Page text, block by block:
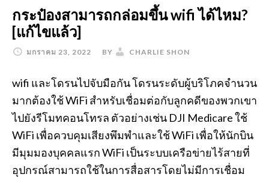
กระป๋องสามารถกล่อมขึ้น wifi ได้ไหม?
[แก้ไขแล้ว]
มกราคม 23, 2022 BY CHARLIE SHON
wifi และโดรนไปจับมือกัน โดรนระดับผู้บริโภคจำนวน
มากต้องใช้ WiFi สำหรับเชื่อมต่อกับลูกคดีของพวกเขา
ไปยังรีโมทคอนโทรล ตัวอย่างเช่น DJI Medicare ใช้
WiFi เพื่อควบคุมเสียงพึมพำและใช้ WiFi เพื่อให้นักบิน
มีมุมมองบุคคลแรก WiFi เป็นระบบเครือข่ายไร้สายที่
อุปกรณ์สามารถใช้ในการสื่อสารโดยไม่มีการเชื่อม